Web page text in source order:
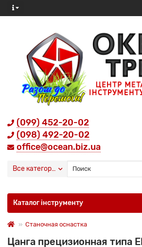
(099) 452-20-02
(098) 492-20-02
office@ocean.biz.ua
Все категории
Каталог інструменту
Станочная оснастка
Цанга прецизионная типа